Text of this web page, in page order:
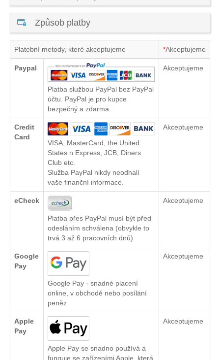
Způsob platby
Platební metody, které akceptujeme *Akceptujeme
Paypal
Platba službou PayPal bez PayPal
účtu. PayPal je pro kupce
bezpečný a zdarma.
Akceptujeme
Credit
Card
VISA, MasterCard, the United
States n Express, JCB, Diners
Club etc.
Služba PayPal nikdy neodhalí
vaše finanční informace.
Akceptujeme
eCheck
Platba přes PayPal musí být před
odesláním schválena (obvykle to
trvá 3 až 6 pracovních dnů)
Akceptujeme
Google
Pay
Google Pay - snadné placení
online, v obchodě nebo posílání
peněz
Akceptujeme
Apple
Pay
Apple Pay se snadno používá a
funguje se zařízeními Apple, která
Akceptujeme